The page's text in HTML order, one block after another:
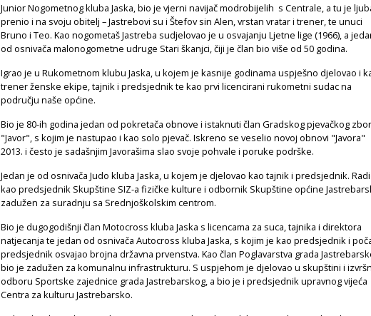
Junior Nogometnog kluba Jaska, bio je vjerni navijač modrobijelih s Centrale, a tu je
prenio i na svoju obitelj – Jastrebovi su i Štefov sin Alen, vrstan vratar i trener, te unuci
Bruno i Teo. Kao nogometaš Jastreba sudjelovao je u osvajanju Ljetne lige (1966), a
od osnivača malonogometne udruge Stari škanjci, čiji je član bio više od 50 godina.
Igrao je u Rukometnom klubu Jaska, u kojem je kasnije godinama uspješno djelovao i
trener ženske ekipe, tajnik i predsjednik te kao prvi licencirani rukometni sudac na
području naše općine.
Bio je 80-ih godina jedan od pokretača obnove i istaknuti član Gradskog pjevačkog
"Javor", s kojim je nastupao i kao solo pjevač. Iskreno se veselio novoj obnovi "Javora"
2013. i često je sadašnjim Javorašima slao svoje pohvale i poruke podrške.
Jedan je od osnivača Judo kluba Jaska, u kojem je djelovao kao tajnik i predsjednik.
kao predsjednik Skupštine SIZ-a fizičke kulture i odbornik Skupštine općine
zadužen za suradnju sa Srednjoškolskim centrom.
Bio je dugogodišnji član Motocross kluba Jaska s licencama za suca, tajnika i direktora
natjecanja te jedan od osnivača Autocross kluba Jaska, s kojim je kao predsjednik i
predsjednik osvajao brojna državna prvenstva. Kao član Poglavarstva grada
bio je zadužen za komunalnu infrastrukturu. S uspjehom je djelovao u skupštini i
odboru Sportske zajednice grada Jastrebarskog, a bio je i predsjednik upravnog vijeća
Centra za kulturu Jastrebarsko.